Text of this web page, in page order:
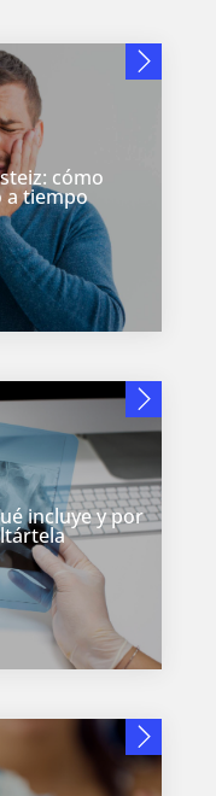
cómo
a tiempo
incluye y por